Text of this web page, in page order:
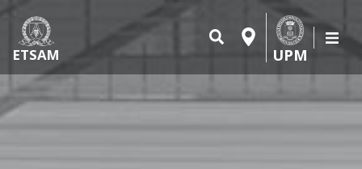
ETSAM UPM